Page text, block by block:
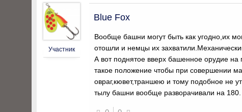
Участник
Blue Fox
Вообще башни могут быть как угодно,их
отошли и немцы их
А вот поднятое вверх башенное орудие на
такое положение чтобы при совершении
овраг,кювет,траншею и тому подобное не
тылу башни вообще разворачивали на 180.